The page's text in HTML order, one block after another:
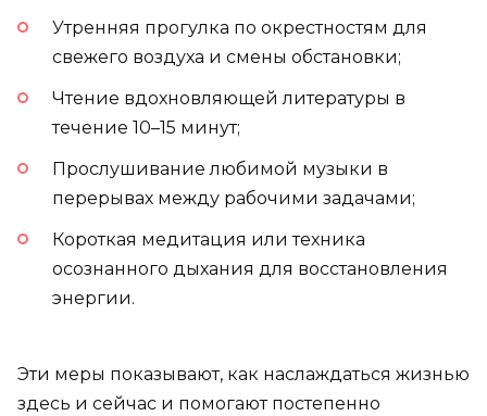
Утренняя прогулка по окрестностям для
свежего воздуха и смены обстановки;
Чтение вдохновляющей литературы в
течение 10–15 минут;
Прослушивание любимой музыки в
перерывах между рабочими задачами;
Короткая медитация или техника
осознанного дыхания для восстановления
энергии.
Эти меры показывают, как наслаждаться жизнью
здесь и сейчас и помогают постепенно